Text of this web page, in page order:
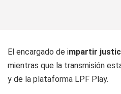
El encargado de impartir
mientras que la transmisión
y de la plataforma LPF Play.